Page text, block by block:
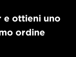
e ottieni uno
ordine